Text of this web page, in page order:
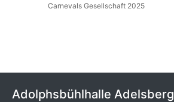
Carnevals Gesellschaft 2025
Adolphsbühlhalle Adelsberg